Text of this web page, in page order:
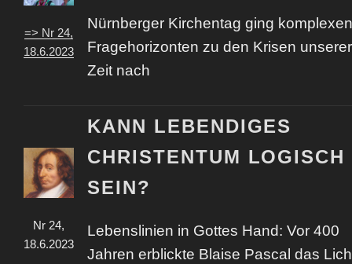
=> Nr 24,
18.6.2023
Nürnberger Kirchentag ging komplexen
Fragehorizonten zu den Krisen unserer
Zeit nach
Nr 24,
18.6.2023
KANN LEBENDIGES
CHRISTENTUM LOGISCH
SEIN?
Lebenslinien in Gottes Hand: Vor 400
Jahren erblickte Blaise Pascal das